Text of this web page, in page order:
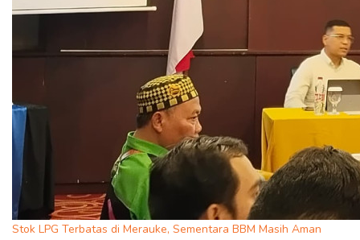
Stok LPG Terbatas di Merauke, Sementara BBM Masih Aman